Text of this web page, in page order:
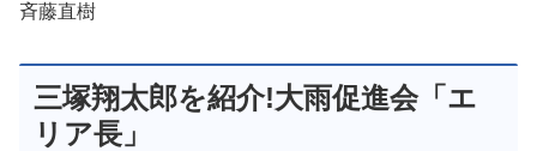
斉藤直樹
三塚翔太郎を紹介!大雨促進会「エ
リア長」